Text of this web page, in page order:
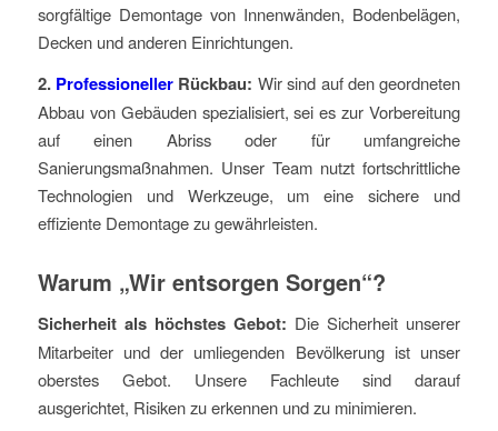
sorgfältige Demontage von Innenwänden, Bodenbelägen,
Decken und anderen Einrichtungen.
2. Professioneller Rückbau: Wir sind auf den geordneten
Abbau von Gebäuden spezialisiert, sei es zur Vorbereitung
auf einen Abriss oder für umfangreiche
Sanierungsmaßnahmen. Unser Team nutzt fortschrittliche
Technologien und Werkzeuge, um eine sichere und
effiziente Demontage zu gewährleisten.
Warum „Wir entsorgen Sorgen“?
Sicherheit als höchstes Gebot: Die Sicherheit unserer
Mitarbeiter und der umliegenden Bevölkerung ist unser
oberstes Gebot. Unsere Fachleute sind darauf
ausgerichtet, Risiken zu erkennen und zu minimieren.